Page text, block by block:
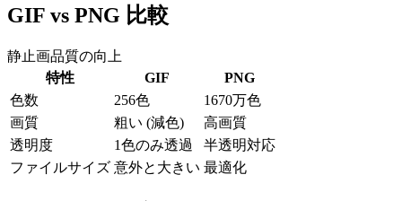
GIF vs PNG 比較
静止画品質の向上
特性
GIF
PNG
色数
256色
1670万色
画質
粗い (減色)
高画質
透明度
1色のみ透過
半透明対応
ファイルサイズ 意外と大きい 最適化